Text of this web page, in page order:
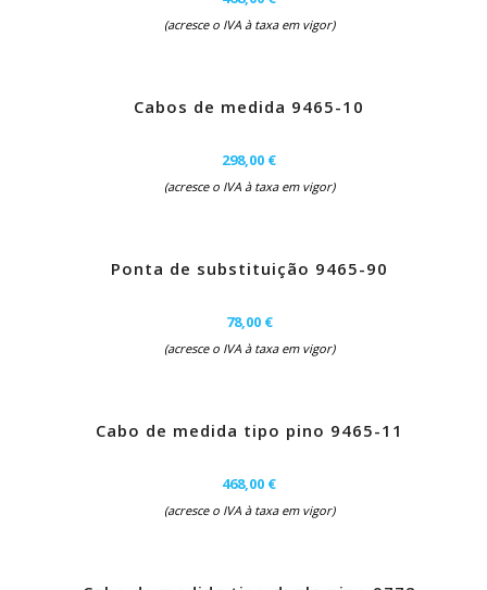
(acresce o IVA à taxa em vigor)
Cabos de medida 9465-10
298,00 €
(acresce o IVA à taxa em vigor)
Ponta de substituição 9465-90
78,00 €
(acresce o IVA à taxa em vigor)
Cabo de medida tipo pino 9465-11
468,00 €
(acresce o IVA à taxa em vigor)